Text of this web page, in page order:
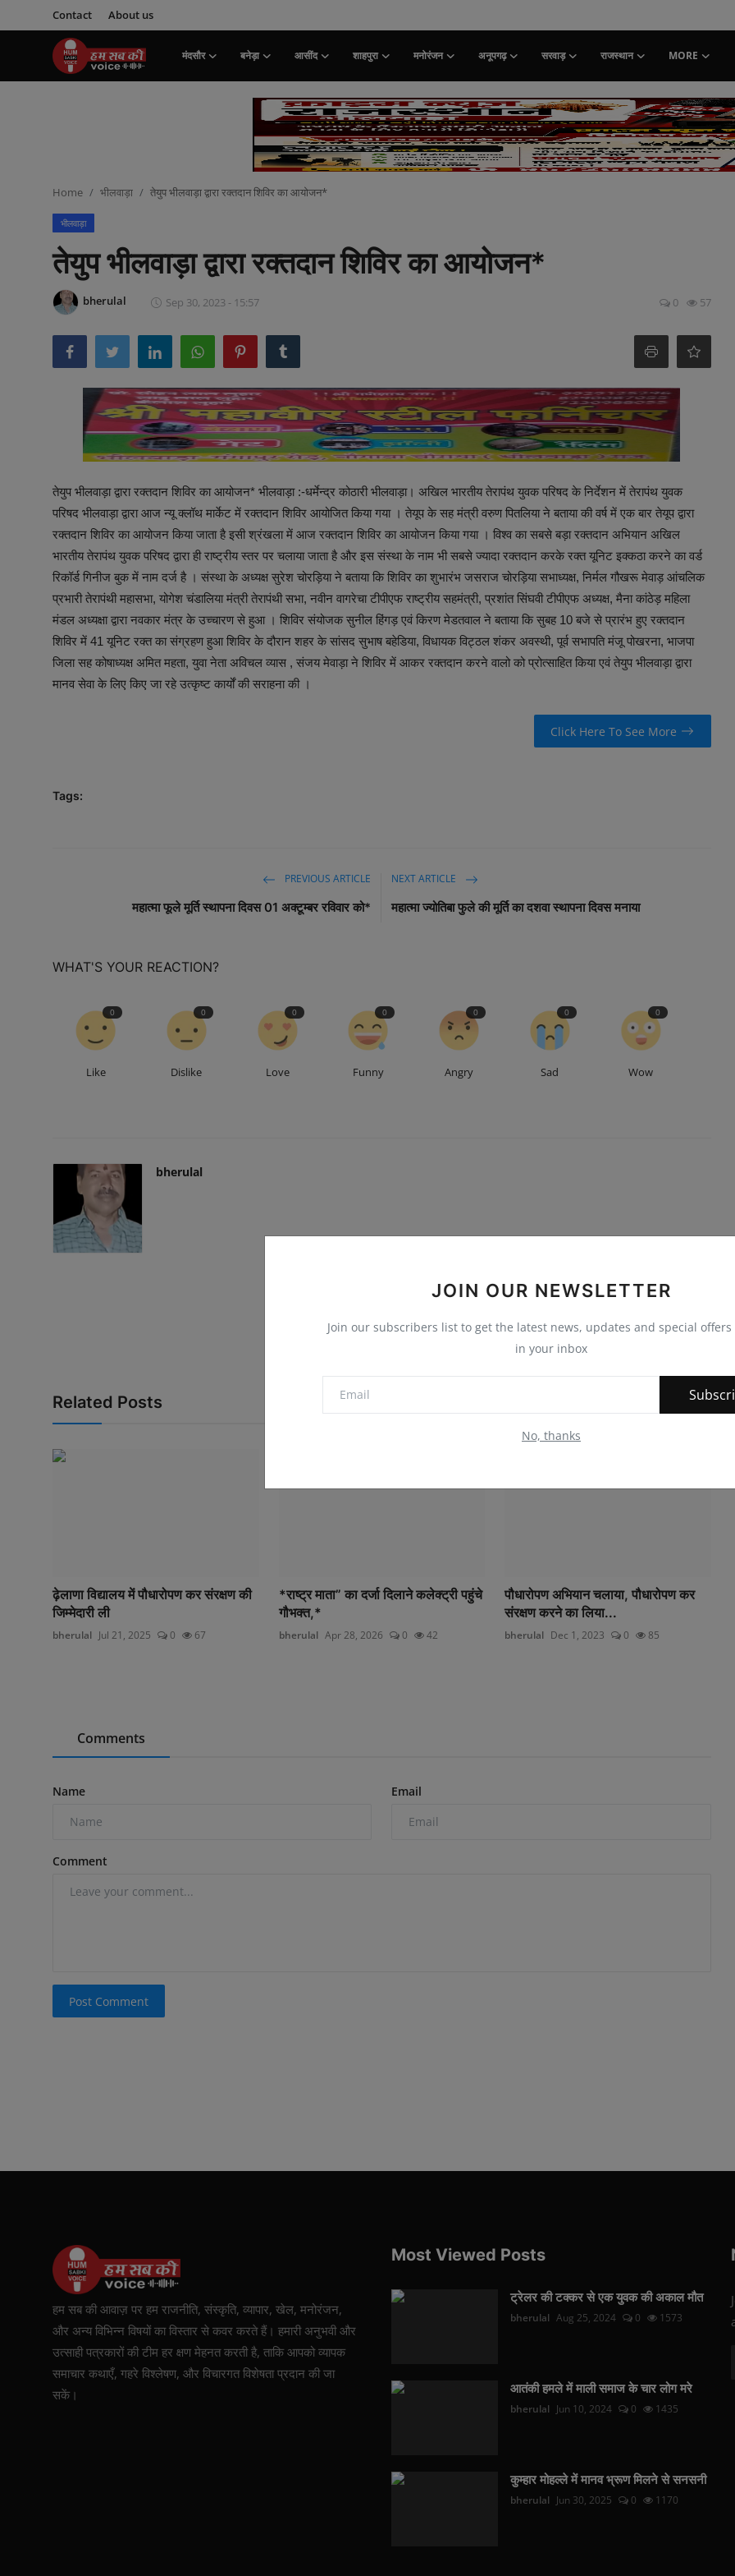
Contact About us
मंदसौर बनेड़ा आसींद शाहपुरा मनोरंजन अनूपगढ़ सरवाड़ राजस्थान MORE
About us
JOIN OUR NEWSLETTER
Join our subscribers list to get the latest news, updates and special
in your inbox
No, thanks
Home भीलवाड़ा तेयुप भीलवाड़ा द्वारा रक्तदान शिविर का आयोजन*
भीलवाड़ा
तेयुप भीलवाड़ा द्वारा रक्तदान शिविर का आयोजन*
bherulal Sep 30, 2023 - 15:57 0 57
तेयुप भीलवाड़ा द्वारा रक्तदान शिविर का आयोजन* भीलवाड़ा :-धर्मेन्द्र कोठारी भीलवाड़ा। अखिल भारतीय तेरापंथ युवक परिषद के निर्देशन में तेरापंथ युवक
परिषद भीलवाड़ा द्वारा आज न्यू क्लॉथ मार्केट में रक्तदान शिविर आयोजित किया गया । तेयूप के सह मंत्री वरुण पितलिया ने बताया की वर्ष में एक बार तेयूप द्वारा
रक्तदान शिविर का आयोजन किया जाता है इसी श्रंखला में आज रक्तदान शिविर का आयोजन किया गया । विश्व का सबसे बड़ा रक्तदान अभियान अखिल
भारतीय तेरापंथ युवक परिषद द्वारा ही राष्ट्रीय स्तर पर चलाया जाता है और इस संस्था के नाम भी सबसे ज्यादा रक्तदान करके रक्त यूनिट इक्कठा करने का वर्ड
रिकॉर्ड गिनीज बुक में नाम दर्ज है । संस्था के अध्यक्ष सुरेश चोरड़िया ने बताया कि शिविर का शुभारंभ जसराज चोरड़िया सभाध्यक्ष, निर्मल गौखरू मेवाड़ आंचलिक
प्रभारी तेरापंथी महासभा, योगेश चंडालिया मंत्री तेरापंथी सभा, नवीन वागरेचा टीपीएफ राष्ट्रीय सहमंत्री, प्रशांत सिंघवी टीपीएफ अध्यक्ष, मैना कांठेड़ महिला
मंडल अध्यक्षा द्वारा नवकार मंत्र के उच्चारण से हुआ । शिविर संयोजक सुनील हिंगड़ एवं किरण मेडतवाल ने बताया कि सुबह 10 बजे से प्रारंभ हुए रक्तदान
शिविर में 41 यूनिट रक्त का संग्रहण हुआ शिविर के दौरान शहर के सांसद सुभाष बहेडिया, विधायक विट्ठल शंकर अवस्थी, पूर्व सभापति मंजू पोखरना, भाजपा
जिला सह कोषाध्यक्ष अमित महता, युवा नेता अविचल व्यास , संजय मेवाड़ा ने शिविर में आकर रक्तदान करने वालो को प्रोत्साहित किया एवं तेयुप भीलवाड़ा द्वारा
मानव सेवा के लिए किए जा रहे उत्कृष्ट कार्यों की सराहना की ।
Click Here To See More
Tags:
PREVIOUS ARTICLE
महात्मा फूले मूर्ति स्थापना दिवस 01 अक्टूम्बर रविवार को*
NEXT ARTICLE
महात्मा ज्योतिबा फुले की मूर्ति का दशवा स्थापना दिवस मनाया
WHAT'S YOUR REACTION?
0
Like
0
Dislike
0
Love
0
Funny
0
Angry
0
Sad
0
Wow
bherulal
Related Posts
ढ़ेलाणा विद्यालय में पौधारोपण कर संरक्षण की
जिम्मेदारी ली
bherulal Jul 21, 2025 0 67
*राष्ट्र माता” का दर्जा दिलाने कलेक्ट्री पहुंचे
गौभक्त,*
bherulal Apr 28, 2026 0 42
पौधारोपण अभियान चलाया, पौधारोपण कर
संरक्षण करने का लिया...
bherulal Dec 1, 2023 0 85
Comments
Name Email
Comment
Post Comment
हम सब की आवाज़ पर हम राजनीति, संस्कृति, व्यापार, खेल, मनोरंजन,
और अन्य विभिन्न विषयों का विस्तार से कवर करते हैं। हमारी अनुभवी और
उत्साही पत्रकारों की टीम हर क्षण मेहनत करती है, ताकि आपको व्यापक
समाचार कथाएँ, गहरे विश्लेषण, और विचारगत विशेषता प्रदान की जा
सकें।
Most Viewed Posts
ट्रेलर की टक्कर से एक युवक की अकाल मौत
bherulal Aug 25, 2024 0 1573
आतंकी हमले में माली समाज के चार लोग मरे
bherulal Jun 10, 2024 0 1435
कुम्हार मोहल्ले में मानव भ्रूण मिलने से सनसनी
bherulal Jun 30, 2025 0 1170